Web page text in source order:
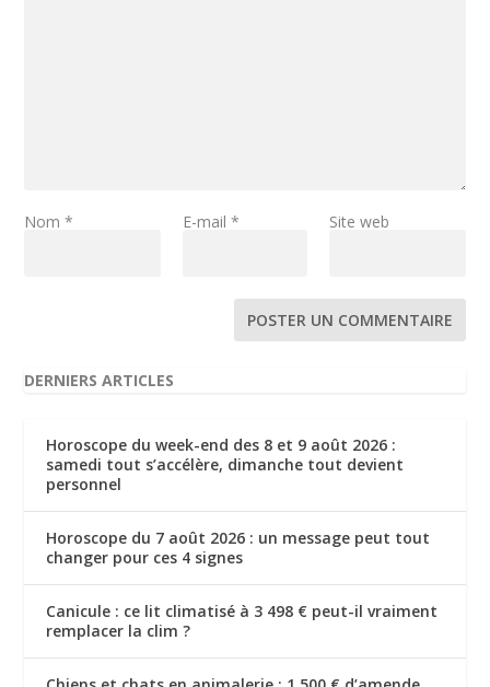
Nom* E-mail * Site web
DERNIERS ARTICLES
Horoscope du week-end des 8 et 9 août 2026 :
samedi tout s’accélère, dimanche tout devient
personnel
Horoscope du 7 août 2026 : un message peut tout
changer pour ces 4 signes
Canicule : ce lit climatisé à 3 498 € peut-il vraiment
remplacer la clim ?